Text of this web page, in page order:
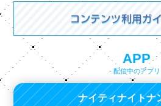
APP
- 配信中のアプ
ナイティナイトナ